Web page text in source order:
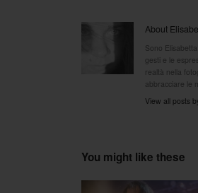
About
Sono
gesti e le
realtà nella
abbracciare le
View all posts
You might like these